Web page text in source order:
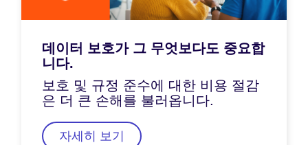
데이터 보호가 그 무엇보다도 중요합
니다.
보호 및 규정 준수에 대한 비용 절감
은 더 큰 손해를 불러옵니다.
자세히 보기